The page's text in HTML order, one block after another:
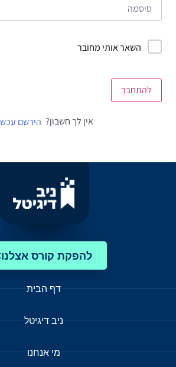
השאר אותי מחובר
להתחבר
אין לך חשבון? הירשם
להפקת קורס אצלנו
דף הבית
ניב דיגיטל
מי אנחנו